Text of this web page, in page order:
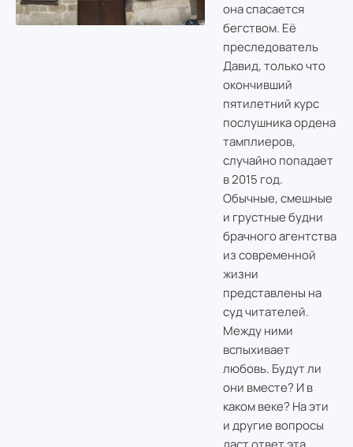
она спасается
бегством. Её
преследователь
Давид, только что
окончивший
пятилетний курс
послушника ордена
тамплиеров,
случайно попадает
в 2015 год.
Обычные, смешные
и грустные будни
брачного агентства
из современной
жизни
представлены на
суд читателей.
Между ними
вспыхивает
любовь. Будут ли
они вместе? И в
каком веке? На эти
и другие вопросы